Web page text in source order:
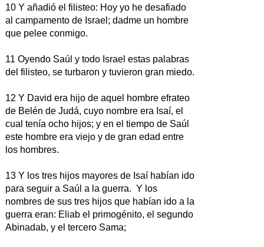
10 Y añadió el filisteo: Hoy yo he desafiado
al campamento de Israel; dadme un hombre
que pelee conmigo.
11 Oyendo Saúl y todo Israel estas palabras
del filisteo, se turbaron y tuvieron gran miedo.
12 Y David era hijo de aquel hombre efrateo
de Belén de Judá, cuyo nombre era Isaí, el
cual tenía ocho hijos; y en el tiempo de Saúl
este hombre era viejo y de gran edad entre
los hombres.
13 Y los tres hijos mayores de Isaí habían ido
para seguir a Saúl a la guerra. Y los
nombres de sus tres hijos que habían ido a la
guerra eran: Eliab el primogénito, el segundo
Abinadab, y el tercero Sama;